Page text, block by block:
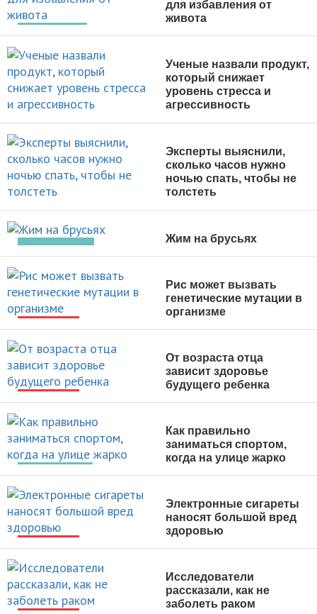
ПОХУДЕНИЕ
для избавления от
живота
НОВОСТИ
Ученые назвали продукт,
который снижает
уровень стресса и
агрессивность
НОВОСТИ
Эксперты выяснили,
сколько часов нужно
ночью спать, чтобы не
толстеть
Жим на брусьях
НОВОСТИ
Рис может вызвать
генетические мутации в
организме
НОВОСТИ
От возраста отца
зависит здоровье
будущего ребенка
ТРЕНИРОВКИ
Как правильно
заниматься спортом,
когда на улице жарко
НОВОСТИ
Электронные сигареты
наносят большой вред
здоровью
Исследователи
рассказали, как не
заболеть раком